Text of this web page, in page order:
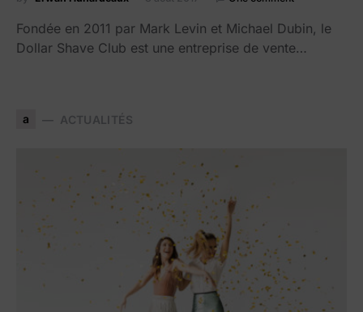
Fondée en 2011 par Mark Levin et Michael Dubin, le
Dollar Shave Club est une entreprise de vente…
a ACTUALITÉS